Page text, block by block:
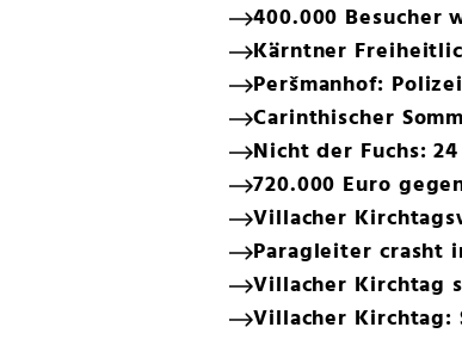
400.000 Besucher
Kärntner
Peršmanhof:
Carinthischer
Nicht der Fuchs:
720.000 Euro
Villacher
Paragleiter crasht
Villacher Kirchtag
Villacher Kirchtag: